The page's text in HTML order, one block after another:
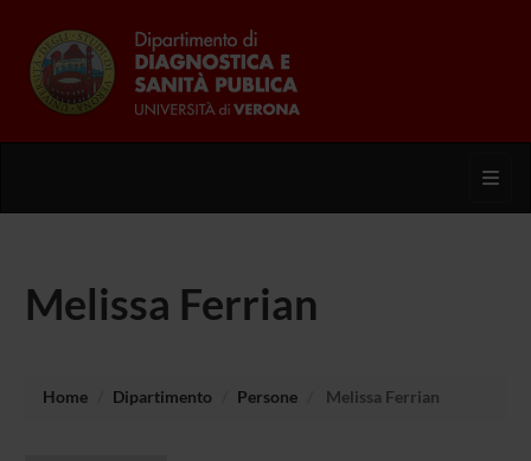
Melissa Ferrian
Home Dipartimento Persone Melissa Ferrian